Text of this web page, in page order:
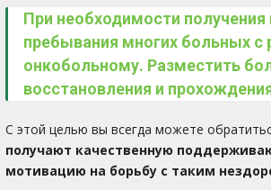
При необходимости
пребывания многих больных с
онкобольному. Разместить
восстановления и
С этой целью вы всегда можете
получают качественную
мотивацию на борьбу с таким